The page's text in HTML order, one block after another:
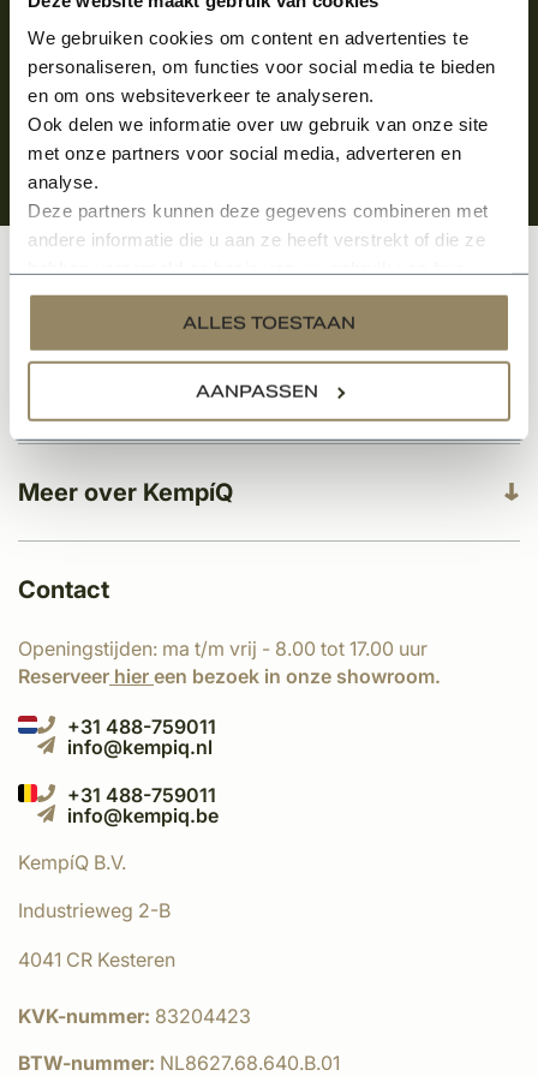
We gebruiken cookies om content en advertenties te
personaliseren, om functies voor social media te bieden
en om ons websiteverkeer te analyseren.
Ook delen we informatie over uw gebruik van onze site
met onze partners voor social media, adverteren en
analyse.
Deze partners kunnen deze gegevens combineren met
andere informatie die u aan ze heeft verstrekt of die ze
services.
ALLES TOESTAAN
AANPASSEN
Meer over KempíQ
Klantenservice
Contact
Openingstijden: ma t/m vrij - 8.00 tot 17.00 uur
Reserveer hier een bezoek in onze showroom.
+31 488-759011
info@kempiq.nl
+31 488-759011
info@kempiq.be
KempíQ B.V.
Industrieweg 2-B
4041 CR Kesteren
KVK-nummer: 83204423
BTW-nummer: NL8627.68.640.B.01